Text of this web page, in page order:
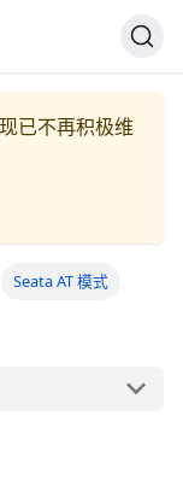
已不再积极维
Seata AT 模式